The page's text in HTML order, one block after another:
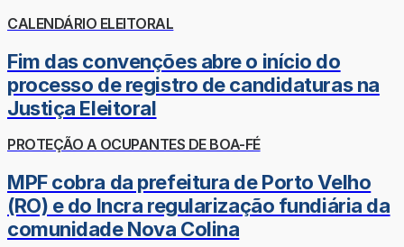
CALENDÁRIO ELEITORAL
Fim das convenções abre o início do
processo de registro de candidaturas na
Justiça Eleitoral
PROTEÇÃO A OCUPANTES DE BOA-FÉ
MPF cobra da prefeitura de Porto Velho
(RO) e do Incra regularização fundiária da
comunidade Nova Colina